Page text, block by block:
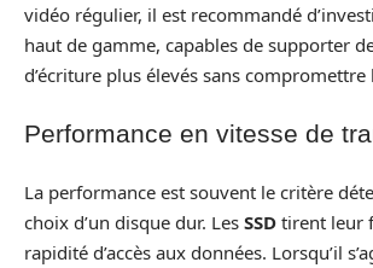
vidéo régulier, il est recommandé
haut de gamme, capables de supporter
d’écriture plus élevés sans
Performance en vitesse de
La performance est souvent le critère
choix d’un disque dur. Les SSD tirent leur
rapidité d’accès aux données. Lorsqu’il